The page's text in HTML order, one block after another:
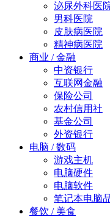
泌尿外科医
男科医院
皮肤病医院
精神病医院
商业 / 金融
中资银行
互联网金融
保险公司
农村信用社
基金公司
外资银行
电脑 / 数码
游戏主机
电脑硬件
电脑软件
笔记本电脑
餐饮 / 美食